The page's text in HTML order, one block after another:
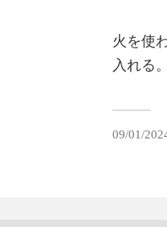
火を使
入れる
09/01/